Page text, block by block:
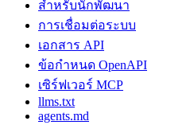
สำหรับนักพัฒนา
การเชื่อมต่อระบบ
เอกสาร API
ข้อกำหนด OpenAPI
เซิร์ฟเวอร์ MCP
llms.txt
agents.md